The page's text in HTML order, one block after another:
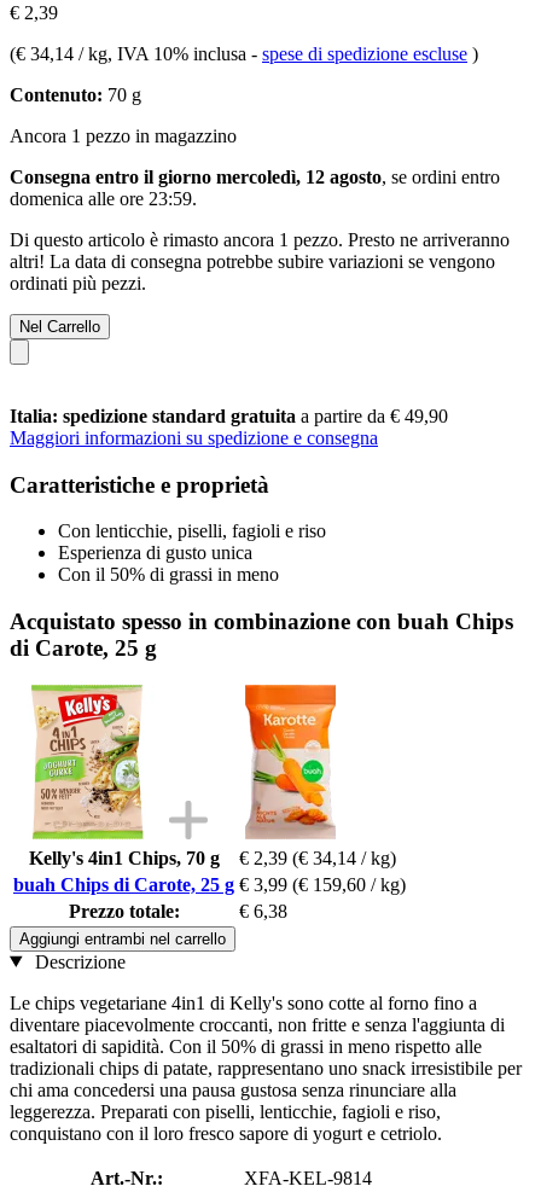
€ 2,39
(€ 34,14 / kg, IVA 10% inclusa - spese di spedizione escluse )
Contenuto: 70 g
Ancora 1 pezzo in magazzino
Consegna entro il giorno mercoledì, 12 agosto, se ordini entro
domenica alle ore 23:59.
Di questo articolo è rimasto ancora 1 pezzo. Presto ne arriveranno
altri! La data di consegna potrebbe subire variazioni se vengono
ordinati più pezzi.
Nel Carrello
Italia: spedizione standard gratuita a partire da € 49,90
Maggiori informazioni su spedizione e consegna
Caratteristiche e proprietà
Con lenticchie, piselli, fagioli e riso
Esperienza di gusto unica
Con il 50% di grassi in meno
Acquistato spesso in combinazione con buah Chips
di Carote, 25 g
Kelly's 4in1 Chips, 70 g € 2,39 (€ 34,14 / kg)
buah Chips di Carote, 25 g € 3,99 (€ 159,60 / kg)
Prezzo totale:
€ 6,38
Aggiungi entrambi nel carrello
Descrizione
Le chips vegetariane 4in1 di Kelly's sono cotte al forno fino a
diventare piacevolmente croccanti, non fritte e senza l'aggiunta di
esaltatori di sapidità. Con il 50% di grassi in meno rispetto alle
tradizionali chips di patate, rappresentano uno snack irresistibile per
chi ama concedersi una pausa gustosa senza rinunciare alla
leggerezza. Preparati con piselli, lenticchie, fagioli e riso,
conquistano con il loro fresco sapore di yogurt e cetriolo.
Art.-Nr.:
XFA-KEL-9814